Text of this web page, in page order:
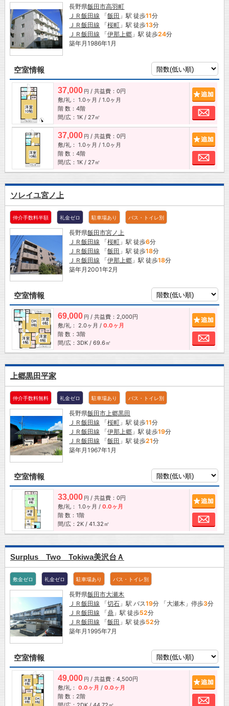
長野県飯田市高羽町
ＪＲ飯田線 「飯田 」駅 徒歩11分
ＪＲ飯田線 「桜町 」駅 徒歩13分
ＪＲ飯田線 「伊那上郷 」駅 徒歩24分
築年月1986年1月
空室情報
37,000 円 / 共益費：0円
敷/礼： 1.0ヶ月 / 1.0ヶ月
階 数：4階
間/広：1K / 27㎡
お
37,000 円 / 共益費：0円
敷/礼： 1.0ヶ月 / 1.0ヶ月
階 数：4階
間/広：1K / 27㎡
お
ソレイユ宮ノ上
仲介手数料半額 礼金ゼロ 駐車場あり バス・トイレ別
長野県飯田市宮ノ上
ＪＲ飯田線 「桜町 」駅 徒歩6分
ＪＲ飯田線 「飯田 」駅 徒歩18分
ＪＲ飯田線 「伊那上郷 」駅 徒歩18分
築年月2001年2月
空室情報
69,000 円 / 共益費：2,000円
敷/礼： 2.0ヶ月 / 0.0ヶ月
階 数：3階
間/広：3DK / 69.6㎡
お
上郷黒田平家
仲介手数料無料 礼金ゼロ 駐車場あり バス・トイレ別
長野県飯田市上郷黒田
ＪＲ飯田線 「桜町 」駅 徒歩11分
ＪＲ飯田線 「伊那上郷 」駅 徒歩19分
ＪＲ飯田線 「飯田 」駅 徒歩21分
築年月1967年1月
空室情報
33,000 円 / 共益費：0円
敷/礼： 1.0ヶ月 / 0.0ヶ月
階 数：1階
間/広：2K / 41.32㎡
お
Surplus Two Tokiwa美沢台Ａ
敷金ゼロ 礼金ゼロ 駐車場あり バス・トイレ別
長野県飯田市大瀬木
ＪＲ飯田線 「切石 」駅 バス19分 「大瀬木」停歩3分
ＪＲ飯田線 「鼎 」駅 徒歩52分
ＪＲ飯田線 「飯田 」駅 徒歩52分
築年月1995年7月
空室情報
49,000 円 / 共益費：4,500円
敷/礼： 0.0ヶ月 / 0.0ヶ月
階 数：2階
お